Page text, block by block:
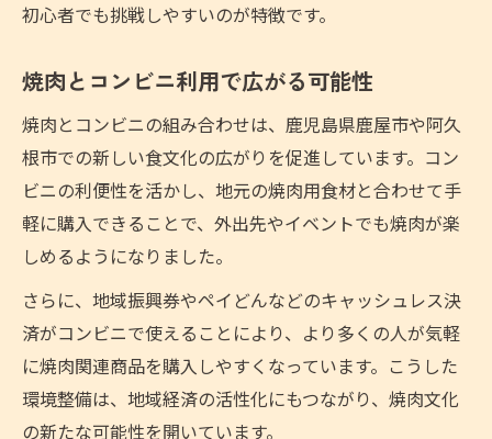
初心者でも挑戦しやすいのが特徴です。
焼肉とコンビニ利用で広がる可能性
焼肉とコンビニの組み合わせは、鹿児島県鹿屋市や阿久
根市での新しい食文化の広がりを促進しています。コン
ビニの利便性を活かし、地元の焼肉用食材と合わせて手
軽に購入できることで、外出先やイベントでも焼肉が楽
しめるようになりました。
さらに、地域振興券やペイどんなどのキャッシュレス決
済がコンビニで使えることにより、より多くの人が気軽
に焼肉関連商品を購入しやすくなっています。こうした
環境整備は、地域経済の活性化にもつながり、焼肉文化
の新たな可能性を開いています。